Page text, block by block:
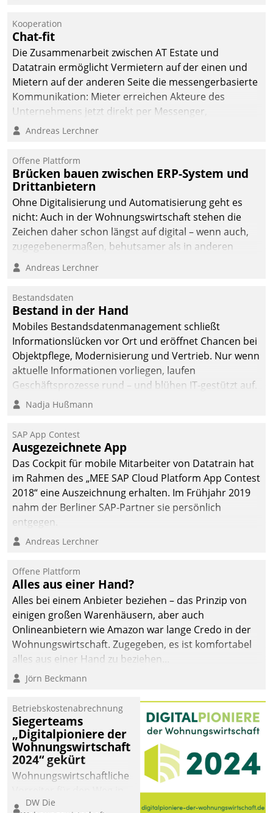
Kooperation
Chat-fit
Die Zusammenarbeit zwischen AT Estate und
Datatrain ermöglicht Vermietern auf der einen und
Mietern auf der anderen Seite die messengerbasierte
Kommunikation: Mieter erreichen Akteure des
Unternehmens jetzt direkt per Messenger,
Mitarbeiter oder Dienstleister empfangen oder
Andreas Lerchner
Offene Plattform
Brücken bauen zwischen ERP-System und
Drittanbietern
Ohne Digitalisierung und Automatisierung geht es
nicht: Auch in der Wohnungswirtschaft stehen die
Zeichen daher schon längst auf digital – wenn auch,
zugegebenermaßen, behutsamer als in anderen
Branchen.
Andreas Lerchner
Bestandsdaten
Bestand in der Hand
Mobiles Bestandsdatenmanagement schließt
Informationslücken vor Ort und eröffnet Chancen bei
Objektpflege, Modernisierung und Vertrieb. Nur wenn
aktuelle Informationen vorliegen, laufen
Geschäftsprozesse rund – und blühen IT-gestützt auf.
Nadja Hußmann
SAP App Contest
Ausgezeichnete App
Das Cockpit für mobile Mitarbeiter von Datatrain hat
im Rahmen des „MEE SAP Cloud Platform App Contest
2018“ eine Auszeichnung erhalten. Im Frühjahr 2019
nahm der Berliner SAP-Partner sie persönlich
entgegen.
Andreas Lerchner
Offene Plattform
Alles aus einer Hand?
Alles bei einem Anbieter beziehen – das Prinzip von
einigen großen Warenhäusern, aber auch
Onlineanbietern wie Amazon war lange Credo in der
Wohnungswirtschaft. Zugegeben, es ist komfortabel
alles aus einer Hand zu beziehen...
Jörn Beckmann
Betriebskostenabrechnung
Siegerteams
„Digitalpioniere der
Wohnungswirtschaft
2024“ gekürt
Wohnungswirtschaftliche
eine digitale Zukunft zu
DW Die